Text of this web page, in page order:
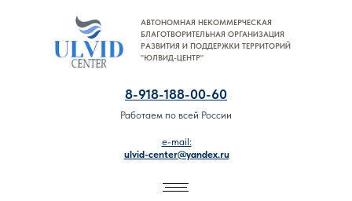
АВТОНОМНАЯ НЕКОММЕРЧЕСКАЯ
БЛАГОТВОРИТЕЛЬНАЯ ОРГАНИЗАЦИЯ
РАЗВИТИЯ И ПОДДЕРЖКИ ТЕРРИТОРИЙ
"ЮЛВИД-ЦЕНТР"
8-918-188-00-60
Работаем по всей России
e-mail:
ulvid-center@yandex.ru
8-918-188-00-60